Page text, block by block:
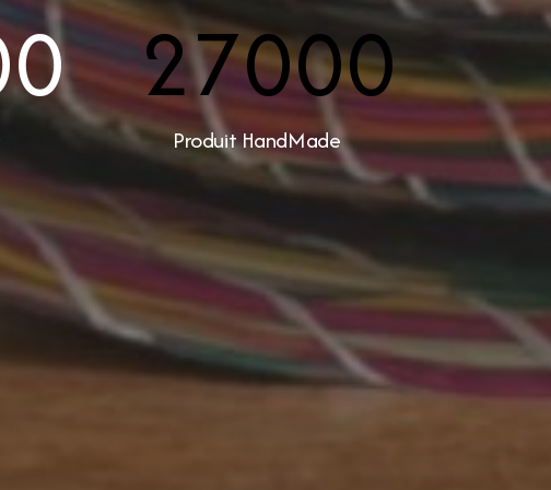
27000
Produit HandMade
Contact
301, Immeuble belkahia,
+216 24 709 073